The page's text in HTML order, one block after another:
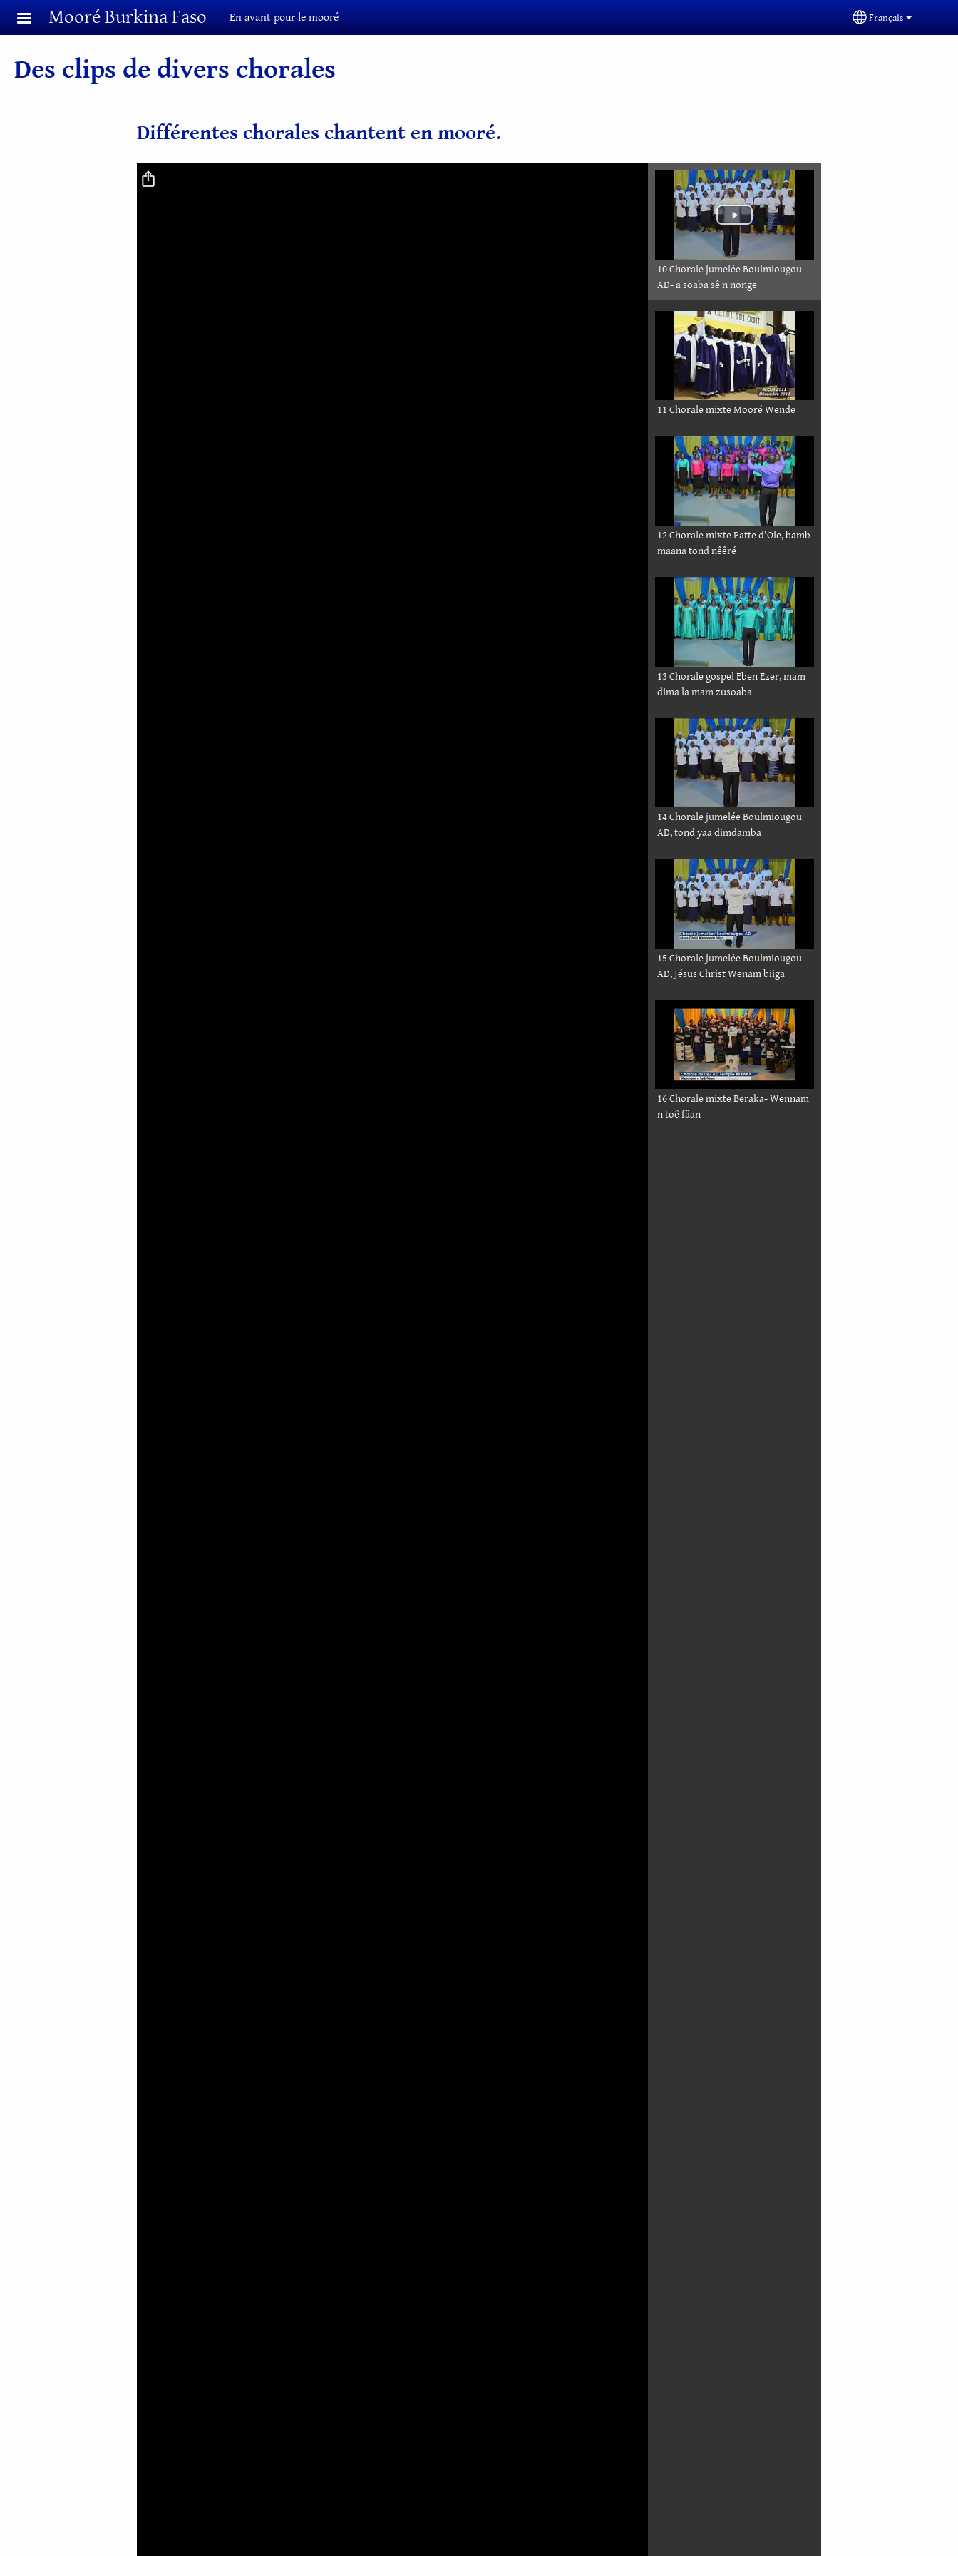
Aller au contenu principal
Mooré Burkina Faso En avant pour le mooré Select your
Français
Des clips de divers chorales
Différentes chorales chantent en mooré.
10 Chorale jumelée Boulmiougou
AD- a soaba sê n nonge
11 Chorale mixte Mooré Wende
12 Chorale mixte Patte d'Oie, bamb
maana tond nêêré
13 Chorale gospel Eben Ezer, mam
dima la mam zusoaba
14 Chorale jumelée Boulmiougou
AD, tond yaa dimdamba
15 Chorale jumelée Boulmiougou
AD, Jésus Christ Wenam biiga
16 Chorale mixte Beraka- Wennam
n toê fâan